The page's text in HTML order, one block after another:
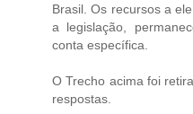
Brasil. Os recursos a
a legislação,
conta específica.
O Trecho acima foi
respostas.